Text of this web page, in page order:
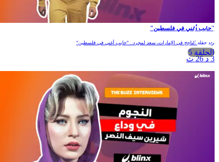
الحلقة 5
"حابب أغني في فلسطين"
بعد حفله الناجح في الإمارات، سعد لمجرد.. "حابب أغني في فلسطين"